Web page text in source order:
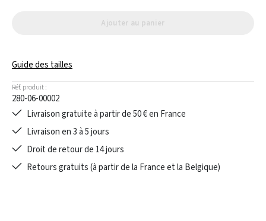
Ajouter au panier
Guide des tailles
Réf. produit :
280-06-00002
Livraison gratuite à partir de 50 € en France
Livraison en 3 à 5 jours
Droit de retour de 14 jours
Retours gratuits (à partir de la France et la Belgique)